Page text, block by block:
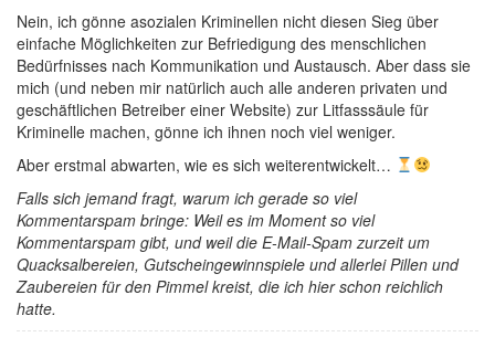
Nein, ich gönne asozialen Kriminellen nicht diesen Sieg über
einfache Möglichkeiten zur Befriedigung des menschlichen
Bedürfnisses nach Kommunikation und Austausch. Aber dass sie
mich (und neben mir natürlich auch alle anderen privaten und
geschäftlichen Betreiber einer Website) zur Litfasssäule für
Kriminelle machen, gönne ich ihnen noch viel weniger.
Aber erstmal abwarten, wie es sich weiterentwickelt…
Falls sich jemand fragt, warum ich gerade so viel
Kommentarspam bringe: Weil es im Moment so viel
Kommentarspam gibt, und weil die E-Mail-Spam zurzeit um
Quacksalbereien, Gutscheingewinnspiele und allerlei Pillen und
Zaubereien für den Pimmel kreist, die ich hier schon reichlich
hatte.